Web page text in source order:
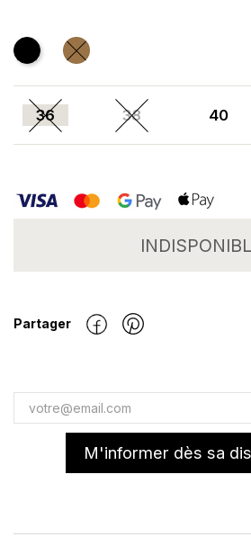
Noir CAMEL
36 38 40
Partager
M'informer dès sa